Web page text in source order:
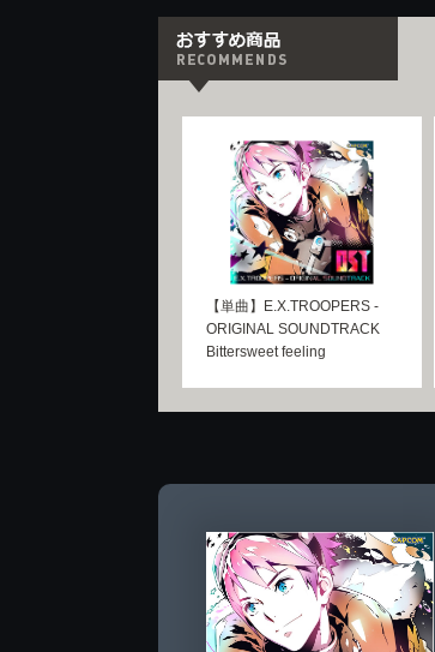
【単曲】E.X.TROOPERS -
ORIGINAL SOUNDTRACK
Bittersweet feeling